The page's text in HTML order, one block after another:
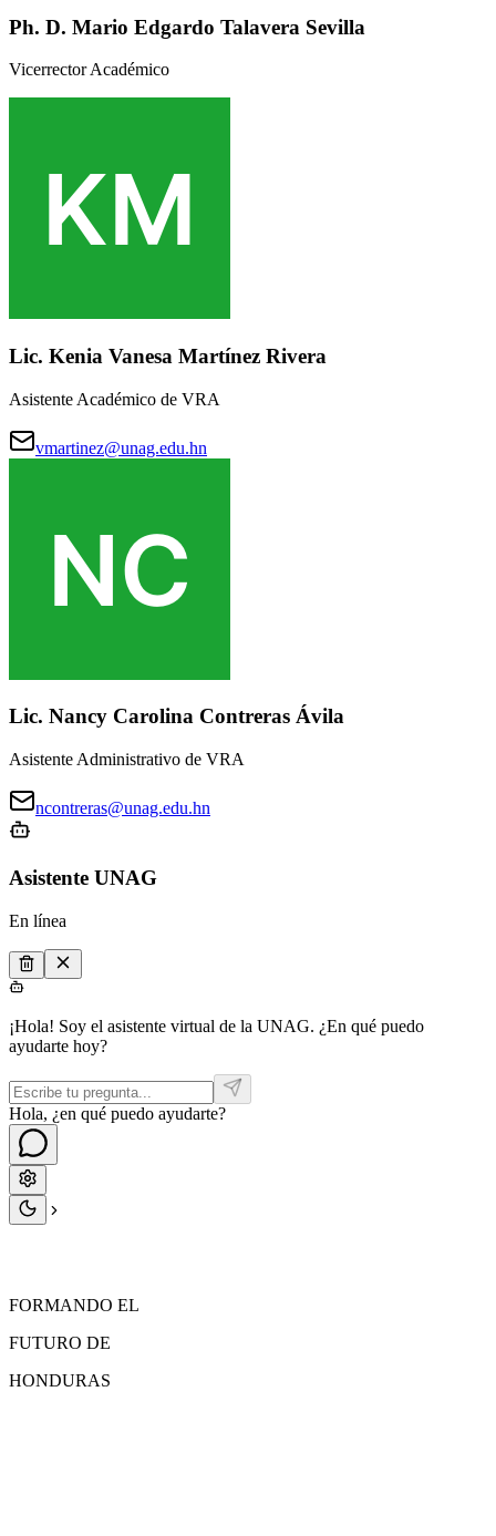
Ph. D. Mario Edgardo Talavera Sevilla
Vicerrector Académico
Lic. Kenia Vanesa Martínez Rivera
Asistente Académico de VRA
vmartinez@unag.edu.hn
Lic. Nancy Carolina Contreras Ávila
Asistente Administrativo de VRA
ncontreras@unag.edu.hn
Asistente UNAG
En línea
¡Hola! Soy el asistente virtual de la UNAG. ¿En qué puedo
ayudarte hoy?
Hola, ¿en qué puedo ayudarte?
FORMANDO EL
FUTURO DE
HONDURAS